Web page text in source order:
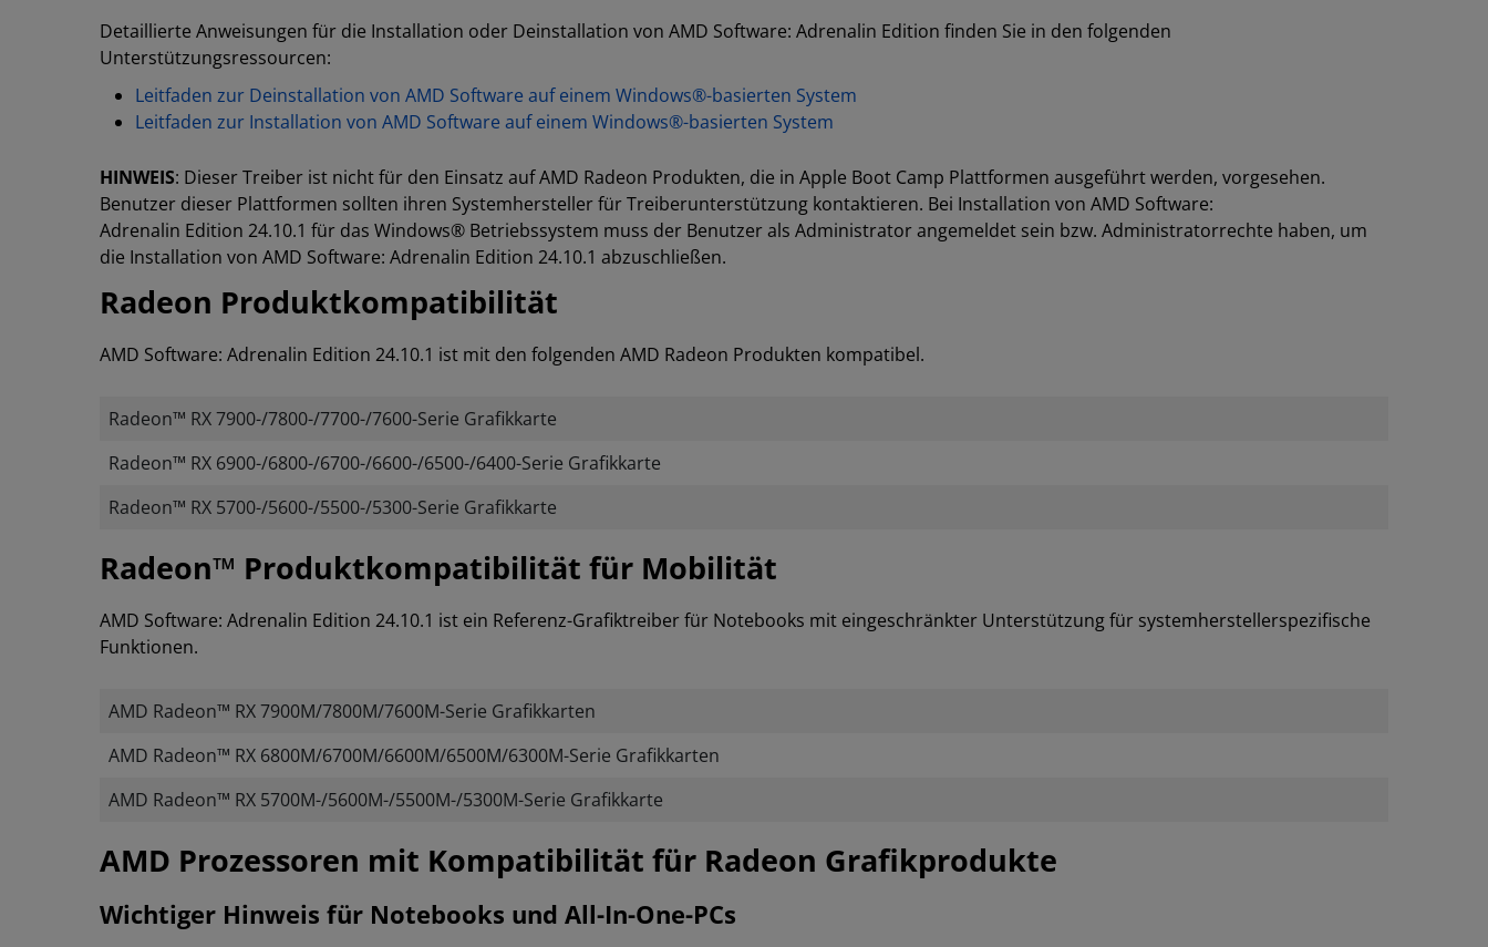
Detaillierte Anweisungen für die Installation oder Deinstallation von AMD Software: Adrenalin Edition finden Sie in den folgenden
Unterstützungsressourcen:
Leitfaden zur Deinstallation von AMD Software auf einem Windows®-basierten System
Leitfaden zur Installation von AMD Software auf einem Windows®-basierten System
HINWEIS: Dieser Treiber ist nicht für den Einsatz auf AMD Radeon Produkten, die in Apple Boot Camp Plattformen ausgeführt werden, vorgesehen.
Benutzer dieser Plattformen sollten ihren Systemhersteller für Treiberunterstützung kontaktieren. Bei Installation von AMD Software:
Adrenalin Edition 24.10.1 für das Windows® Betriebssystem muss der Benutzer als Administrator angemeldet sein bzw. Administratorrechte haben, um
die Installation von AMD Software: Adrenalin Edition 24.10.1 abzuschließen.
Radeon Produktkompatibilität
AMD Software: Adrenalin Edition 24.10.1 ist mit den folgenden AMD Radeon Produkten kompatibel.
Radeon™ RX 7900-/7800-/7700-/7600-Serie Grafikkarte
Radeon™ RX 6900-/6800-/6700-/6600-/6500-/6400-Serie Grafikkarte
Radeon™ RX 5700-/5600-/5500-/5300-Serie Grafikkarte
Radeon™ Produktkompatibilität für Mobilität
AMD Software: Adrenalin Edition 24.10.1 ist ein Referenz-Grafiktreiber für Notebooks mit eingeschränkter Unterstützung für systemherstellerspezifische
Funktionen.
AMD Radeon™ RX 7900M/7800M/7600M-Serie Grafikkarten
AMD Radeon™ RX 6800M/6700M/6600M/6500M/6300M-Serie Grafikkarten
AMD Radeon™ RX 5700M-/5600M-/5500M-/5300M-Serie Grafikkarte
​​​​AMD Prozessoren mit Kompatibilität für Radeon Grafikprodukte
Wichtiger Hinweis für Notebooks und All-In-One-PCs